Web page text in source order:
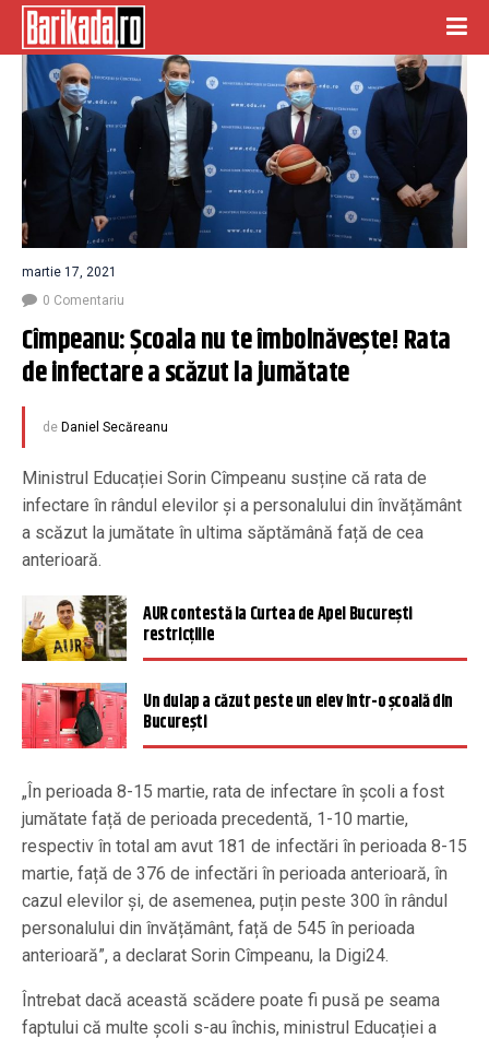
martie 17, 2021
0 Comentariu
Cîmpeanu: Școala nu te îmbolnăvește! Rata
de infectare a scăzut la jumătate
de Daniel Secăreanu
Ministrul Educației Sorin Cîmpeanu susține că rata de
infectare în rândul elevilor și a personalului din învățământ
a scăzut la jumătate în ultima săptămână față de cea
anterioară.
AUR contestă la Curtea de Apel București
restricțiile
Un dulap a căzut peste un elev într-o școală din
București
„În perioada 8-15 martie, rata de infectare în școli a fost
jumătate față de perioada precedentă, 1-10 martie,
respectiv în total am avut 181 de infectări în perioada 8-15
martie, față de 376 de infectări în perioada anterioară, în
cazul elevilor și, de asemenea, puțin peste 300 în rândul
personalului din învățământ, față de 545 în perioada
anterioară”, a declarat Sorin Cîmpeanu, la Digi24.
Întrebat dacă această scădere poate fi pusă pe seama
faptului că multe școli s-au închis, ministrul Educației a